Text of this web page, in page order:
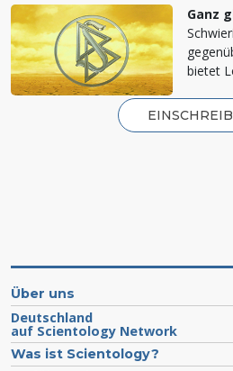
Ganz
bietet
Über uns
Deutschland
auf Scientology Network
Was ist Scientology?